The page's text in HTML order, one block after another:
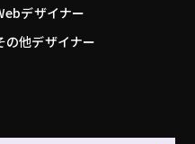
デザイナー
の他デザイナー